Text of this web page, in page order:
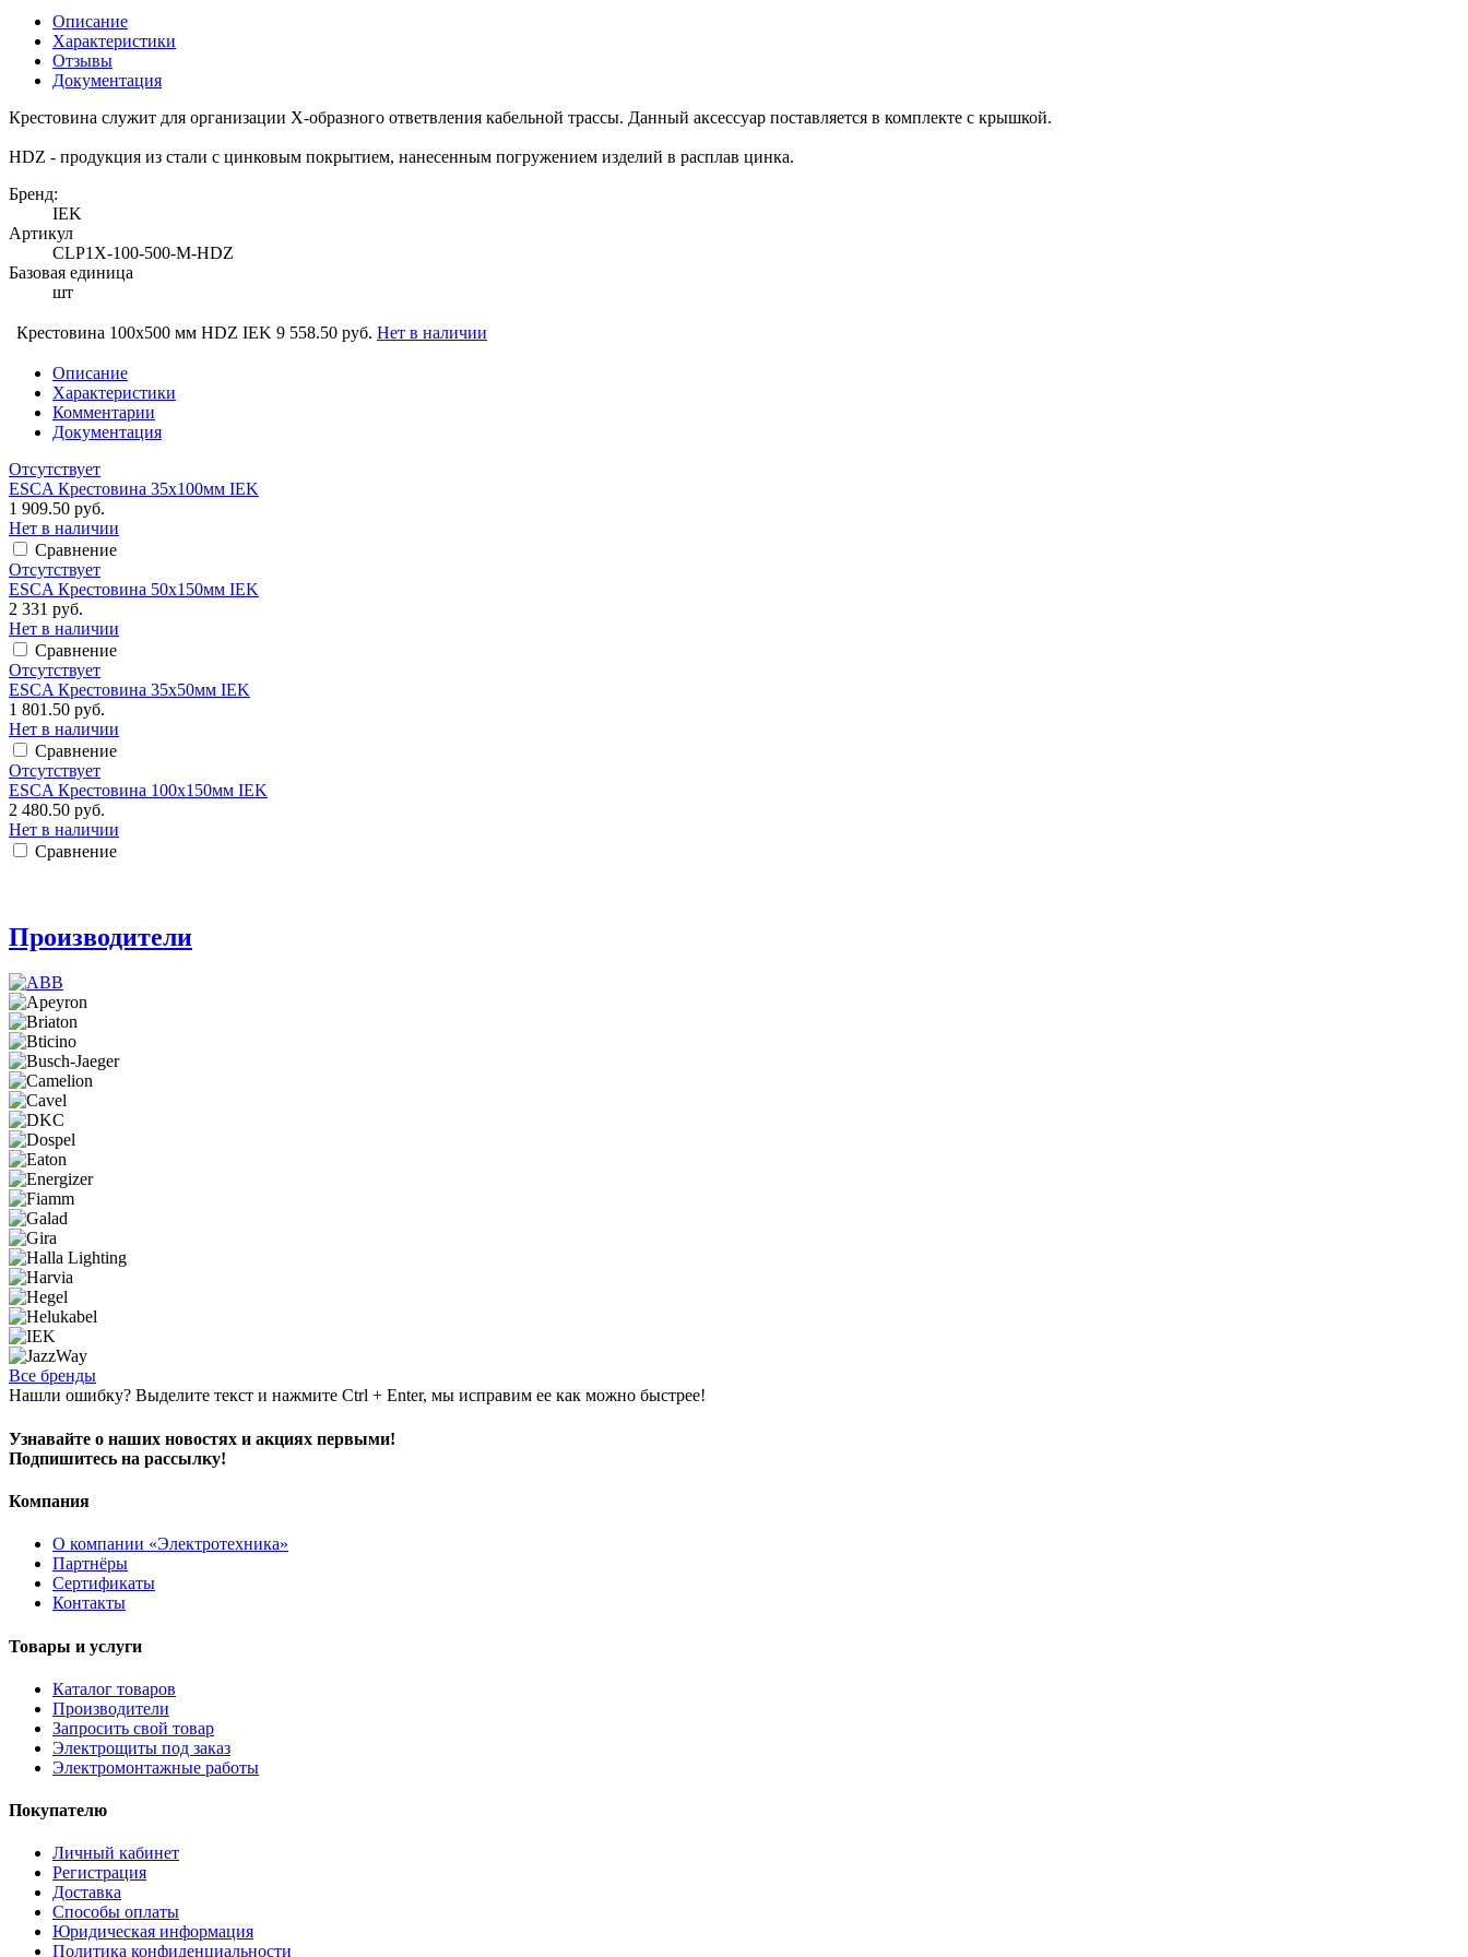
Описание
Характеристики
Отзывы
Документация
Крестовина служит для организации Х-образного ответвления кабельной трассы. Данный аксессуар поставляется в комплекте с крышкой.
HDZ - продукция из стали с цинковым покрытием, нанесенным погружением изделий в расплав цинка.
Бренд:
IEK
Артикул
CLP1X-100-500-M-HDZ
Базовая единица
шт
Крестовина 100х500 мм HDZ IEK 9 558.50 руб. Нет в наличии
Описание
Характеристики
Комментарии
Документация
Отсутствует
ESCA Крестовина 35х100мм IEK
1 909.50 руб.
Нет в наличии
Сравнение
Отсутствует
ESCA Крестовина 50х150мм IEK
2 331 руб.
Нет в наличии
Сравнение
Отсутствует
ESCA Крестовина 35х50мм IEK
1 801.50 руб.
Нет в наличии
Сравнение
Отсутствует
ESCA Крестовина 100х150мм IEK
2 480.50 руб.
Нет в наличии
Сравнение
Производители
Все бренды
Нашли ошибку? Выделите текст и нажмите Ctrl + Enter, мы исправим ее как можно быстрее!
Узнавайте о наших новостях и акциях первыми!
Подпишитесь на рассылку!
Компания
О компании «Электротехника»
Партнёры
Сертификаты
Контакты
Товары и услуги
Каталог товаров
Производители
Запросить свой товар
Электрощиты под заказ
Электромонтажные работы
Покупателю
Личный кабинет
Регистрация
Доставка
Способы оплаты
Юридическая информация
Политика конфиденциальности